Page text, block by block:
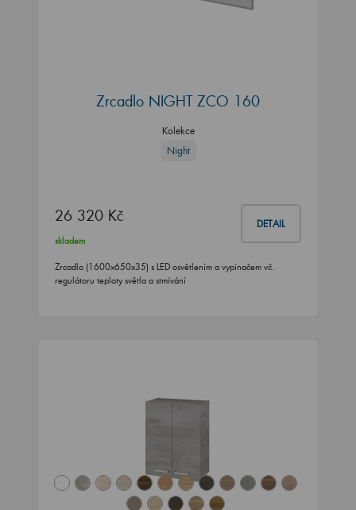
Zrcadlo NIGHT ZCO 160
Kolekce
Night
26 320 Kč DETAIL
skladem
Zrcadlo (1600x650x35) s LED osvětlením a vypínačem vč.
regulátoru teploty světla a stmívání